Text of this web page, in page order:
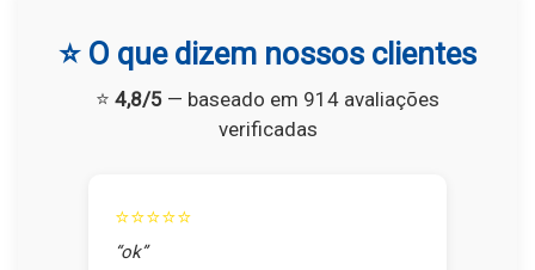
⭐ O que dizem nossos clientes
⭐ 4,8/5 — baseado em 914 avaliações
verificadas
⭐⭐⭐⭐⭐
“ok”